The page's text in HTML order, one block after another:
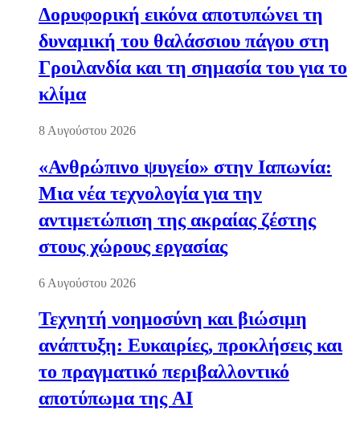
Δορυφορική εικόνα αποτυπώνει τη
δυναμική του θαλάσσιου πάγου στη
Γροιλανδία και τη σημασία του για το
κλίμα
8 Αυγούστου 2026
«Ανθρώπινο ψυγείο» στην Ιαπωνία:
Μια νέα τεχνολογία για την
αντιμετώπιση της ακραίας ζέστης
στους χώρους εργασίας
6 Αυγούστου 2026
Τεχνητή νοημοσύνη και βιώσιμη
ανάπτυξη: Ευκαιρίες, προκλήσεις και
το πραγματικό περιβαλλοντικό
αποτύπωμα της AI